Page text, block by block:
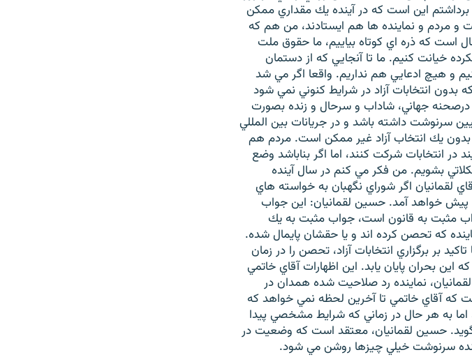
اين است كه در آينده يك مقداري ممكن
و مردم و نماينده ها هم ايستادند، من هم كه
كه ذره اي كوتاه بياييم، ما حقوق ملت
خيانت كنيم. ما تا آنجايي كه از دستمان
و هيچ ادعايي هم نداريم. واقعا اگر مي شد
بدون انتخابات آزاد در شرايط كنوني نمي شود
درصحنه جهاني، شاداب و سرحال و زنده بصورت
سرنوشت داشته باشد و در جريانات بين المللي
يك انتخاب آزاد غير ممكن است. مردم هم
در انتخابات شركت كنند، اما اگر بناباشد وضع
بشويم. من فكر مي كنم در سال آينده
اگر شوراي نگهبان به خواسته هاي
خواهد آمد. حسين لقمانيان: اين جواب
مثبت به قانون است، جواب مثبت به يك
كه تحصن كرده اند و يا حقشان پايمال شده.
بر برگزاري انتخابات آزاد، تحصن را در زمان
بحران پايان يابد. اين اظهارات آقاي خاتمي
نماينده رد صلاحيت شده همدان در
كه آقاي خاتمي تا آخرين لحظه نمي خواهد كه
اما به هر حال در زماني كه شرايط مشخصي پيدا
حسين لقمانيان، معتقد است كه وضعيت در
سرنوشت خيلي چيزها روشن مي شود.